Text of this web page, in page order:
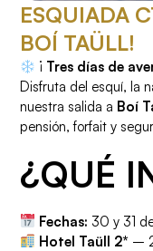
ESQUIADA
BOÍ TAÜLL!
¡ Tres días de
Disfruta del esquí, la
nuestra salida a Boí
pensión, forfait y
¿QUÉ
Fechas: 30 y 31
Hotel Taüll 2* –